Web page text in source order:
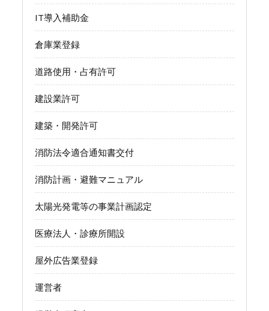
IT導入補助金
倉庫業登録
道路使用・占有許可
建設業許可
建築・開発許可
消防法令適合通知書交付
消防計画・避難マニュアル
太陽光発電等の事業計画認定
医療法人・診療所開設
屋外広告業登録
運営者